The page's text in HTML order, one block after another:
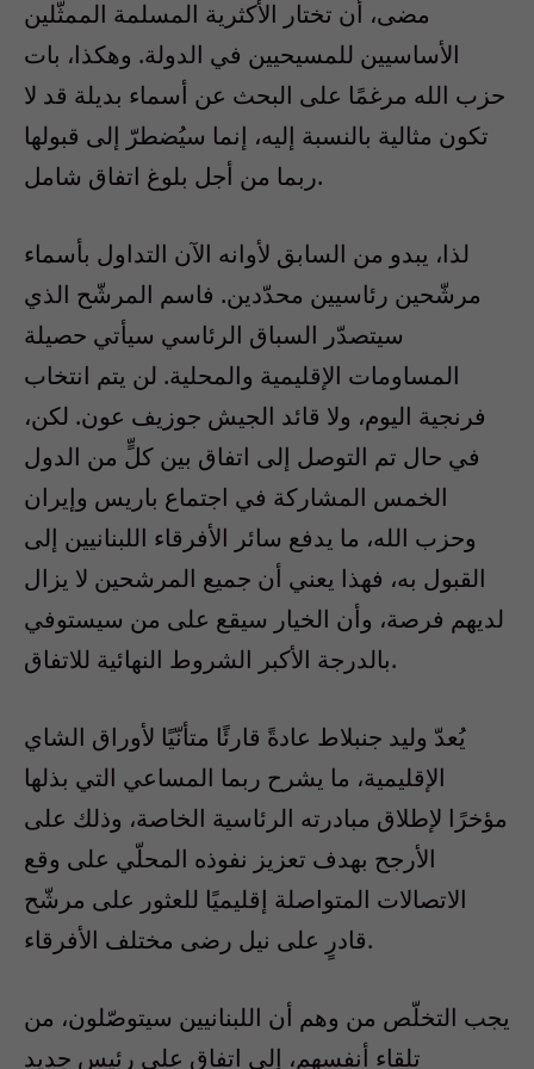
مضى، أن تختار الأكثرية المسلمة الممثّلين
الأساسيين للمسيحيين في الدولة. وهكذا، بات
حزب الله مرغمًا على البحث عن أسماء بديلة قد لا
تكون مثالية بالنسبة إليه، إنما سيُضطرّ إلى قبولها
ربما من أجل بلوغ اتفاق شامل.
لذا، يبدو من السابق لأوانه الآن التداول بأسماء
مرشّحين رئاسيين محدّدين. فاسم المرشّح الذي
سيتصدّر السباق الرئاسي سيأتي حصيلة
المساومات الإقليمية والمحلية. لن يتم انتخاب
فرنجية اليوم، ولا قائد الجيش جوزيف عون. لكن،
في حال تم التوصل إلى اتفاق بين كلٍّ من الدول
الخمس المشاركة في اجتماع باريس وإيران
وحزب الله، ما يدفع سائر الأفرقاء اللبنانيين إلى
القبول به، فهذا يعني أن جميع المرشحين لا يزال
لديهم فرصة، وأن الخيار سيقع على من سيستوفي
بالدرجة الأكبر الشروط النهائية للاتفاق.
يُعدّ وليد جنبلاط عادةً قارئًا متأنّيًا لأوراق الشاي
الإقليمية، ما يشرح ربما المساعي التي بذلها
مؤخرًا لإطلاق مبادرته الرئاسية الخاصة، وذلك على
الأرجح بهدف تعزيز نفوذه المحلّي على وقع
الاتصالات المتواصلة إقليميًا للعثور على مرشّح
قادرٍ على نيل رضى مختلف الأفرقاء.
يجب التخلّص من وهم أن اللبنانيين سيتوصّلون، من
تلقاء أنفسهم، إلى اتفاق على رئيس جديد